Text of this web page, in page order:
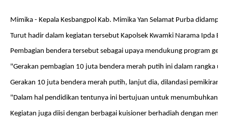
Mimika - Kepala Kesbangpol Kab. Mimika Yan Selamat Purba
Turut hadir dalam kegiatan tersebut Kapolsek Kwamki Narama Ipda
Pembagian bendera tersebut sebagai upaya mendukung program
"Gerakan pembagian 10 juta bendera merah putih ini dalam rangka
Gerakan 10 juta bendera merah putih, lanjut dia, dilandasi pemikiran
"Dalam hal pendidikan tentunya ini bertujuan untuk menumbuhkan
Kegiatan juga diisi dengan berbagai kuisioner berhadiah dengan